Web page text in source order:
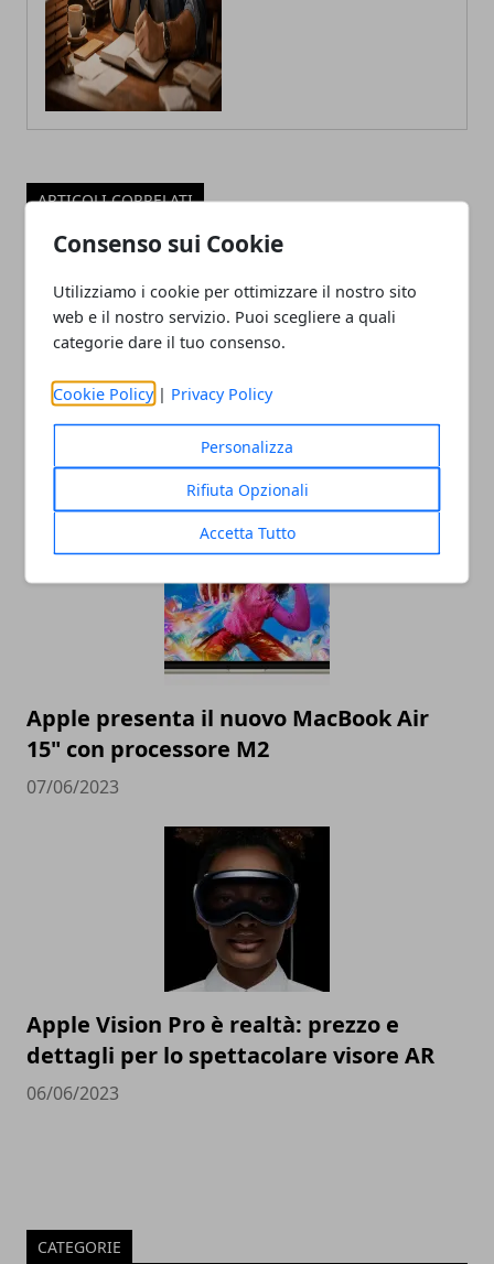
Consenso sui Cookie
Utilizziamo i cookie per ottimizzare il nostro sito
web e il nostro servizio. Puoi scegliere a quali
categorie dare il tuo consenso.
Cookie Policy | Privacy Policy
Personalizza
Rifiuta Opzionali
Accetta Tutto
ARTICOLI CORRELATI
tvOS 17 avrà le VPN nativa su Apple TV
Apple presenta il nuovo MacBook Air
15" con processore M2
07/06/2023
Apple Vision Pro è realtà: prezzo e
dettagli per lo spettacolare visore AR
06/06/2023
CATEGORIE